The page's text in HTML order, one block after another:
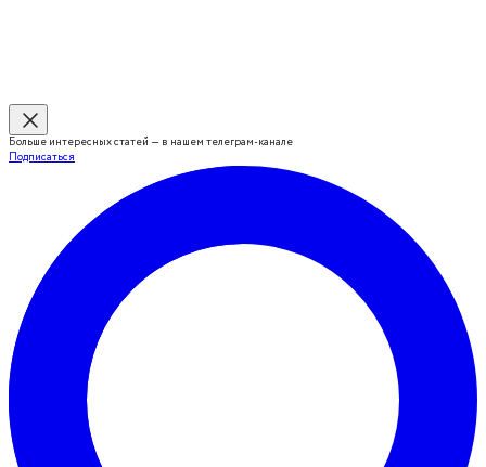
Больше интересных статей — в нашем телеграм-канале
Подписаться